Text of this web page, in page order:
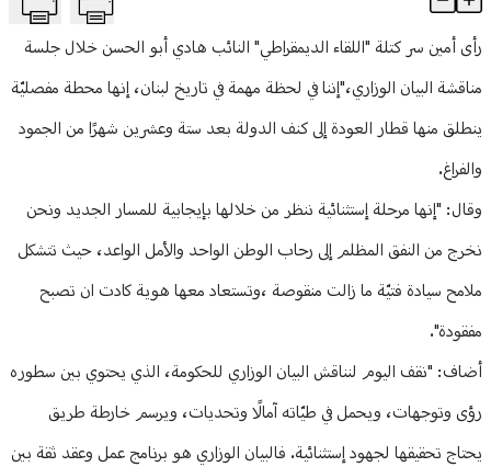
Article Content
رأى أمين سر كتلة "اللقاء الديمقراطي" النائب هادي أبو الحسن خلال جلسة
مناقشة البيان الوزاري،"إننا في لحظة مهمة في تاريخ لبنان، إنها محطة مفصليّة
ينطلق منها قطار العودة إلى كنف الدولة بعد ستة وعشرين شهرًا من الجمود
والفراغ.
وقال: "إنها مرحلة إستثنائية ننظر من خلالها بإيجابية للمسار الجديد ونحن
نخرج من النفق المظلم إلى رحاب الوطن الواحد والأمل الواعد، حيث تتشكل
ملامح سيادة فتيّة ما زالت منقوصة ،وتستعاد معها هوية كادت ان تصبح
مفقودة".
أضاف: "نقف اليوم لنناقش البيان الوزاري للحكومة، الذي يحتوي بين سطوره
رؤى وتوجهات، ويحمل في طيّاته آمالًا وتحديات، ويرسم خارطة طريق
يحتاج تحقيقها لجهود إستثنائية. فالبيان الوزاري هو برنامج عمل وعقد ثقة بين